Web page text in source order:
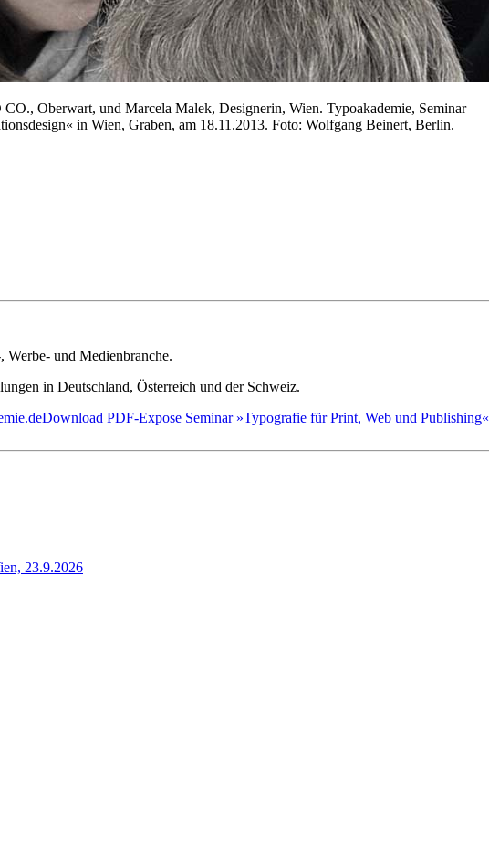
Oberwart, und Marcela Malek, Designerin, Wien. Typoakademie, Seminar
in Wien, Graben, am 18.11.2013. Foto: Wolfgang Beinert, Berlin.
und Medienbranche.
in Deutschland, Österreich und der Schweiz.
Download PDF-Expose Seminar »Typografie für Print, Web und Publishing«
23.9.2026